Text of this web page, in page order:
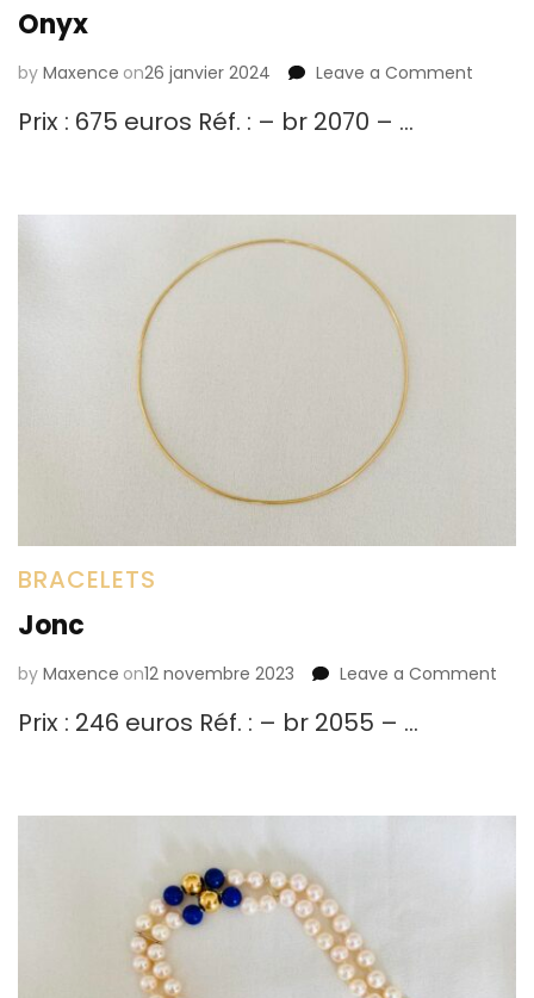
Onyx
by Maxence on26 janvier 2024 Leave a Comment
Prix : 675 euros Réf. : – br 2070 – …
BRACELETS
Jonc
by Maxence on12 novembre 2023 Leave a Comment
Prix : 246 euros Réf. : – br 2055 – …